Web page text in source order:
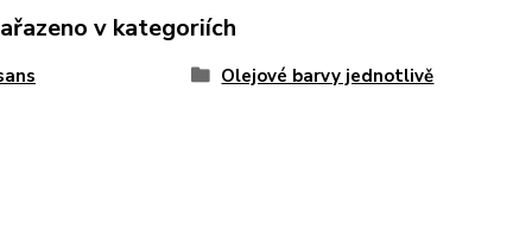
v kategoriích
Olejové barvy jednotlivě